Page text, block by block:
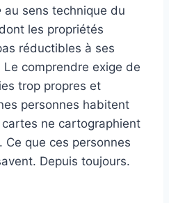
au sens technique du
les propriétés
réductibles à ses
comprendre exige de
trop propres et
personnes habitent
ne cartographient
que ces personnes
Depuis toujours.